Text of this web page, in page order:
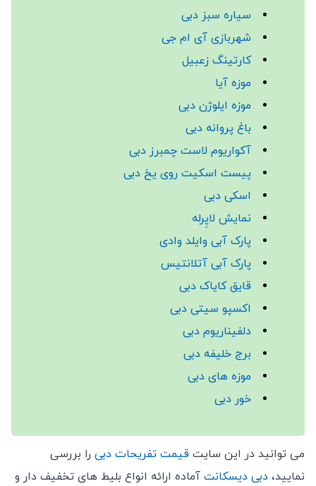
سیاره سبز دبی
شهربازی آی ام جی
کارتینگ زعبیل
موزه آیا
موزه ایلوژن دبی
باغ پروانه‌ دبی
آکواریوم لاست چمبرز دبی
پیست اسکیت روی یخ دبی
اسکی دبی
نمایش لاپِرله
پارک آبی وایلد وادی
پارک آبی آتلانتیس
قایق کایاک دبی
اکسپو سیتی دبی
دلفیناریوم دبی
برج خلیفه دبی
موزه های دبی
خور دبی
می توانید در این سایت قیمت تفریحات دبی را بررسی
نمایید، دبی دیسکانت آماده ارائه انواع بلیط های تخفیف دار و